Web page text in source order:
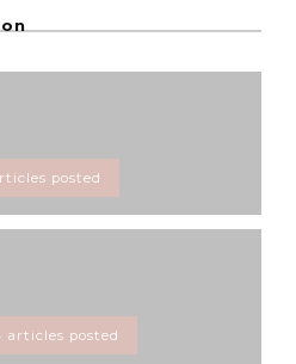
posted
articles posted